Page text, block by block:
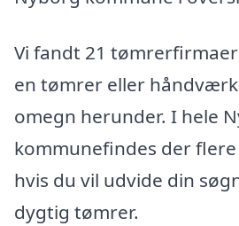
Vi fandt 21
en tømrer eller
omegn herunder. I hele
kommunefindes der
hvis du vil udvide din
dygtig tømrer.